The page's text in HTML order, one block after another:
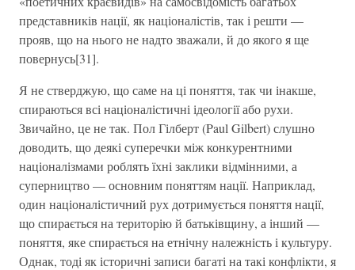
представників нації, як націоналістів, так і решти —
прояв, що на нього не надто зважали, й до якого я ще
повернусь[31].
Я не стверджую, що саме на ці поняття, так чи інакше,
спираються всі націоналістичні ідеології або рухи.
Звичайно, це не так. Пол Гілберт (Paul Gilbert) слушно
доводить, що деякі суперечки між конкурентними
націоналізмами роблять їхні заклики відмінними, а
суперництво — основним поняттям нації. Наприклад,
один націоналістичний рух дотримується поняття нації,
що спирається на територію й батьківщину, а інший —
поняття, яке спирається на етнічну належність і культуру.
Однак, тоді як історичні записи багаті на такі конфлікти, я